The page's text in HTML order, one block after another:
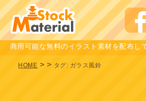
商用可能な無料のイラスト素材を配布し
HOME > > タグ: ガラス風鈴